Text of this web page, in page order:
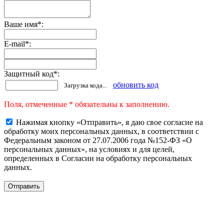
Ваше имя*:
E-mail*:
Защитный код*:
Загрузка кода... обновить код
Поля, отмеченные * обязательны к заполнению.
Нажимая кнопку «Отправить», я даю свое согласие на
обработку моих персональных данных, в соответствии с
Федеральным законом от 27.07.2006 года №152-ФЗ «О
персональных данных», на условиях и для целей,
определенных в Согласии на обработку персональных
данных.